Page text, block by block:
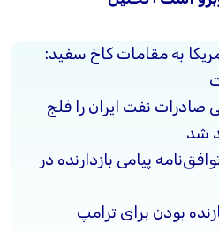
به مقامات کاخ سفید:
صادرات نفت ایران را فلج
شد
پیامی بازدارنده در
بودن برای ترامپ